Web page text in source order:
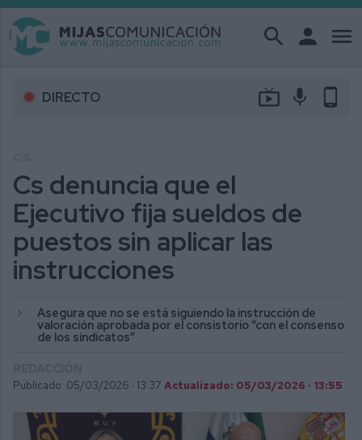
search person menu
DIRECTO live_tv mic phone_android
Cs denuncia que el
Ejecutivo fija sueldos de
puestos sin aplicar las
instrucciones
Asegura que no se está siguiendo la instrucción de
valoración aprobada por el consistorio “con el consenso
de los sindicatos”
Publicado: 05/03/2026 · 13:37 Actualizado: 05/03/2026 · 13:55